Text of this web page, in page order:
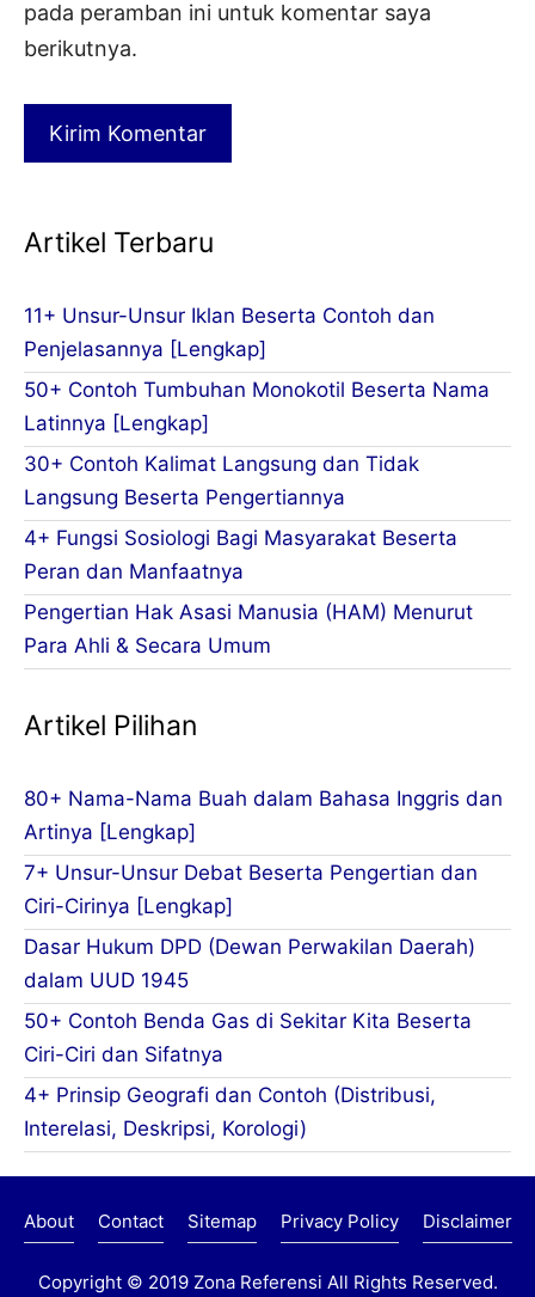
pada peramban ini untuk komentar saya
berikutnya.
Artikel Terbaru
11+ Unsur-Unsur Iklan Beserta Contoh dan
Penjelasannya [Lengkap]
50+ Contoh Tumbuhan Monokotil Beserta Nama
Latinnya [Lengkap]
30+ Contoh Kalimat Langsung dan Tidak
Langsung Beserta Pengertiannya
4+ Fungsi Sosiologi Bagi Masyarakat Beserta
Peran dan Manfaatnya
Pengertian Hak Asasi Manusia (HAM) Menurut
Para Ahli & Secara Umum
Artikel Pilihan
80+ Nama-Nama Buah dalam Bahasa Inggris dan
Artinya [Lengkap]
7+ Unsur-Unsur Debat Beserta Pengertian dan
Ciri-Cirinya [Lengkap]
Dasar Hukum DPD (Dewan Perwakilan Daerah)
dalam UUD 1945
50+ Contoh Benda Gas di Sekitar Kita Beserta
Ciri-Ciri dan Sifatnya
4+ Prinsip Geografi dan Contoh (Distribusi,
Interelasi, Deskripsi, Korologi)
About Contact Sitemap Privacy Policy Disclaimer
Copyright © 2019 Zona Referensi All Rights Reserved.